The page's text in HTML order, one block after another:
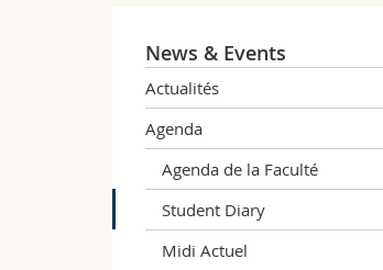
News & Events
Actualités
Agenda
Agenda de la Faculté
Student Diary
Midi Actuel